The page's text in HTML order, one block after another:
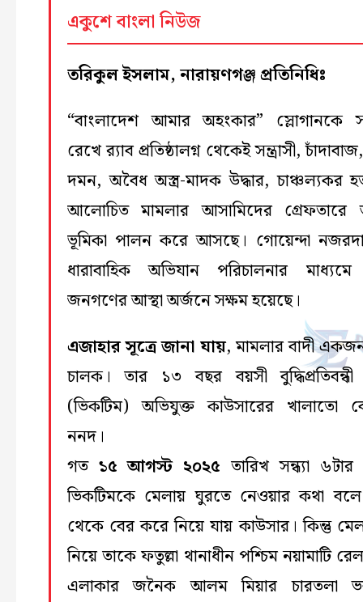
একুশে বাংলা নিউজ
তরিকুল ইসলাম, নারায়ণগঞ্জ প্রতিনিধিঃ
“বাংলাদেশ আমার অহংকার” স্লোগানকে
রেখে র‍্যাব প্রতিষ্ঠালগ্ন থেকেই সন্ত্রাসী,
দমন, অবৈধ অস্ত্র-মাদক উদ্ধার, চাঞ্চল্যকর
আলোচিত মামলার আসামিদের গ্রেফতারে
ভূমিকা পালন করে আসছে। গোয়েন্দা
ধারাবাহিক অভিযান পরিচালনার মাধ্যমে
জনগণের আস্থা অর্জনে সক্ষম হয়েছে।
এজাহার সূত্রে জানা যায়, মামলার বাদী
চালক। তার ১৩ বছর বয়সী
(ভিকটিম) অভিযুক্ত কাউসারের খালাতো
ননদ।
গত ১৫ আগস্ট ২০২৫ তারিখ সন্ধ্যা
ভিকটিমকে মেলায় ঘুরতে নেওয়ার কথা বলে
থেকে বের করে নিয়ে যায় কাউসার। কিন্তু
নিয়ে তাকে ফতুল্লা থানাধীন পশ্চিম নয়ামাটি
এলাকার জনৈক আলম মিয়ার চারতলা